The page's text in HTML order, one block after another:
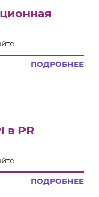
ПОДРОБНЕЕ
в PR
ПОДРОБНЕЕ